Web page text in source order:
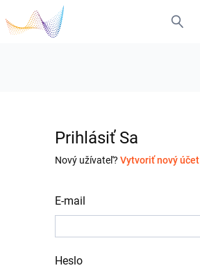
Prihlásiť Sa
Nový užívateľ? Vytvoriť nový účet
E-mail
Heslo